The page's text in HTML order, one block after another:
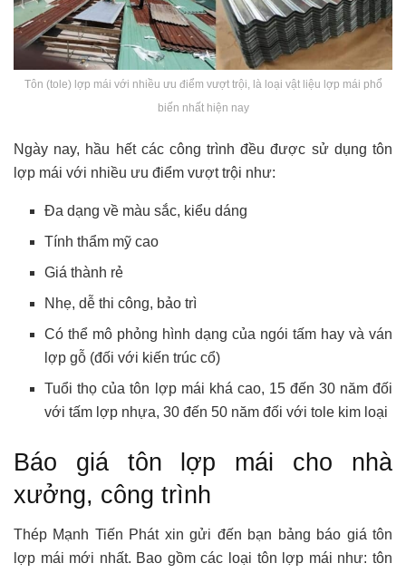
Tôn (tole) lợp mái với nhiều ưu điểm vượt trội, là loại vật liệu lợp mái phổ
biến nhất hiện nay
Ngày nay, hầu hết các công trình đều được sử dụng tôn
lợp mái với nhiều ưu điểm vượt trội như:
Đa dạng về màu sắc, kiểu dáng
Tính thẩm mỹ cao
Giá thành rẻ
Nhẹ, dễ thi công, bảo trì
Có thể mô phỏng hình dạng của ngói tấm hay và ván
lợp gỗ (đối với kiến trúc cổ)
Tuổi thọ của tôn lợp mái khá cao, 15 đến 30 năm đối
với tấm lợp nhựa, 30 đến 50 năm đối với tole kim loại
Báo giá tôn lợp mái cho nhà
xưởng, công trình
Thép Mạnh Tiến Phát xin gửi đến bạn bảng báo giá tôn
lợp mái mới nhất. Bao gồm các loại tôn lợp mái như: tôn